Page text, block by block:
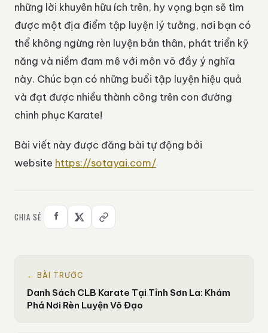
những lời khuyên hữu ích trên, hy vọng bạn sẽ tìm
được một địa điểm tập luyện lý tưởng, nơi bạn có
thể không ngừng rèn luyện bản thân, phát triển kỹ
năng và niềm đam mê với môn võ đầy ý nghĩa
này. Chúc bạn có những buổi tập luyện hiệu quả
và đạt được nhiều thành công trên con đường
chinh phục Karate!
Bài viết này được đăng bài tự động bởi
website https://sotayai.com/
CHIA SẺ
← BÀI TRƯỚC
Danh Sách CLB Karate Tại Tỉnh Sơn La: Khám
Phá Nơi Rèn Luyện Võ Đạo